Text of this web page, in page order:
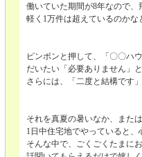
働いていた期間が8年なので、
軽く1万件は超えているのかな
ピンポンと押して、「〇〇ハ
だいたい「必要ありません」
さらには、「二度と結構です
それを真夏の暑いなか、また
1日中住宅地でやっていると、
そんな中で、ごくごくたまに